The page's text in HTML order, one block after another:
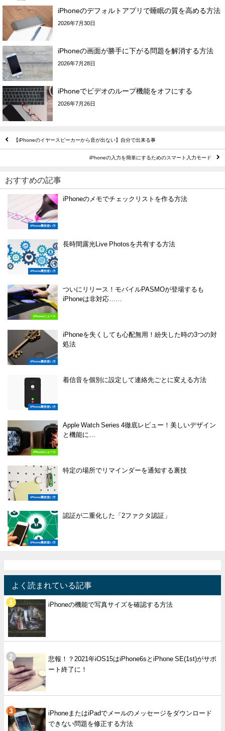
iPhoneのデフォルトアプリで睡眠の質を高める方法
2026年7月30日
iPhoneの画面が勝手に下がる問題を解消する方法
2026年7月28日
iPhoneでビデオのループ機能をオフにする
2026年7月26日
【iPhoneのイヤースピーカーから音が出ない】自分で出来る事
iPhoneの入力を簡単にするためのスマート入力モード
おすすめの記事
iPhone裏技使い方
iPhoneのメモでチェックリストを作る方法
iPhone裏技使い方
長時間露光Live Photosを共有する方法
iPhoneニュース
ついにリリース！モバイルPASMOが登場するも
iPhoneは非対応……
iPhone裏技使い方
iPhoneを失くしても心配無用！紛失した時の3つの対
処法
iPhone裏技使い方
着信音を個別に設定して連絡先ごとに変える方法
iPhoneニュース
Apple Watch Series 4徹底レビュー！美しいデザイン
と機能に…
iPhone裏技使い方
特定の場所でリマインダーを通知する裏技
iPhone裏技使い方
認証が二重化した「2ファクタ認証」
よく読まれている記事
iPhoneの機能で写真サイズを確認する方法
悲報！？2021年iOS15はiPhone6sとiPhone SE(1st)がサポ
ート終了に！
iPhoneまたはiPadでメールのメッセージをダウンロード
できない問題を修正する方法